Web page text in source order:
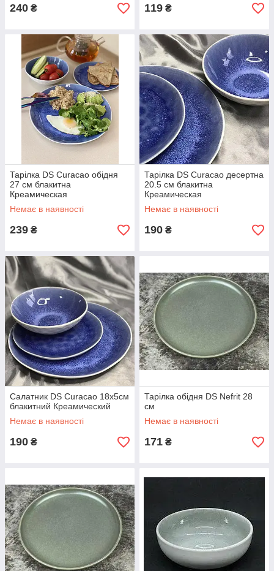
240 ₴ 119 ₴
Тарілка DS Curacao обідня
27 см блакитна
Креамическая
Немає в наявності
239 ₴
Тарілка DS Curacao десертна
20.5 см блакитна
Креамическая
Немає в наявності
190 ₴
Салатник DS Curacao 18х5см
блакитний Креамический
Немає в наявності
190 ₴
Тарілка обідня DS Nefrit 28
см
Немає в наявності
171 ₴